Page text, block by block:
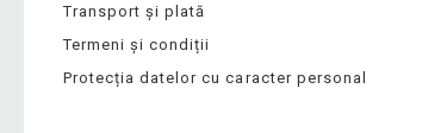
Transport și plată
Termeni și condiții
Protecția datelor cu caracter personal